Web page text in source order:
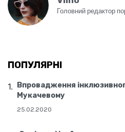
Головний редактор
ПОПУЛЯРНІ
Впровадження
Мукачевому
25.02.2020